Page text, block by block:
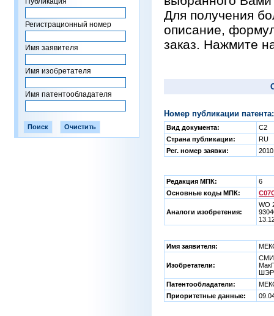
Регистрационный номер
Имя заявителя
Имя изобретателя
Имя патентообладателя
Для получения
описание,
заказ. Нажмите
Номер публикации
Вид документа:
C2
Страна публикации:
RU
Рег. номер заявки:
Редакция МПК:
6
Основные коды МПК:
Аналоги изобретения:
WO
Имя заявителя:
Изобретатели:
Патентообладатели:
Приоритетные данные: